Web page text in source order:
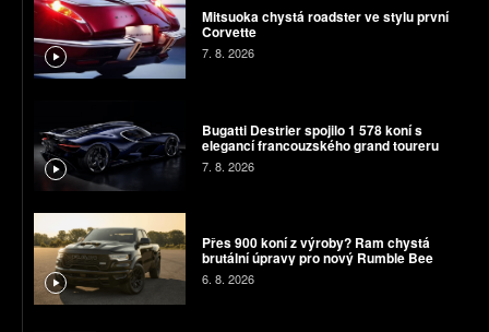
Mitsuoka chystá roadster ve stylu první
Corvette
7. 8. 2026
Bugatti Destrier spojilo 1 578 koní s
elegancí francouzského grand toureru
7. 8. 2026
Přes 900 koní z výroby? Ram chystá
brutální úpravy pro nový Rumble Bee
6. 8. 2026